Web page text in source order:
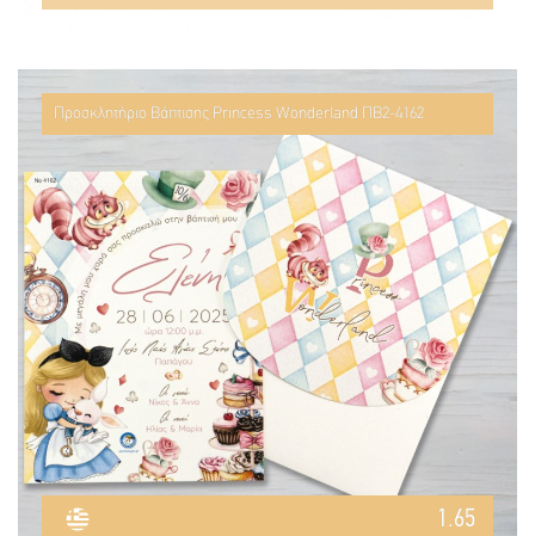
Προσκλητήριο Βάπτισης Princess Wonderland ΠΒ2-4162
1.65